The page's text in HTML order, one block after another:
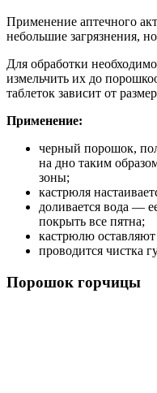
Применение аптечного
небольшие загрязнения,
Для обработки
измельчить их до
таблеток зависит от
Применение:
черный порошок,
на дно таким
зоны;
кастрюля
доливается вода —
покрыть все пятна;
кастрюлю
проводится чистка
Порошок горчицы